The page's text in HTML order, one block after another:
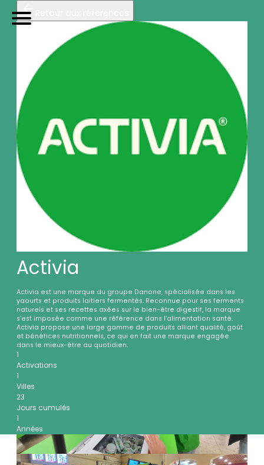
TRIPorteurs tilitaires deProximité
Sur-mesure
Mariages
Activia
Activia est une marque du groupe Danone, spécialisée dans les
yaourts et produits laitiers fermentés. Reconnue pour ses ferments
naturels et ses recettes axées sur le bien-être digestif, la marque
s’est imposée comme une référence dans l’alimentation santé.
Activia propose une large gamme de produits alliant qualité, goût
et bénéfices nutritionnels, ce qui en fait une marque engagée
dans le mieux-être au quotidien.
1
Activations
1
Villes
23
Jours cumulés
1
Années
Galerie photos (4)